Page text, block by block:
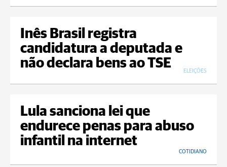
Inês Brasil registra
candidatura a deputada e
não declara bens ao TSE
ELEIÇÕES
Lula sanciona lei que
endurece penas para abuso
infantil na internet
COTIDIANO